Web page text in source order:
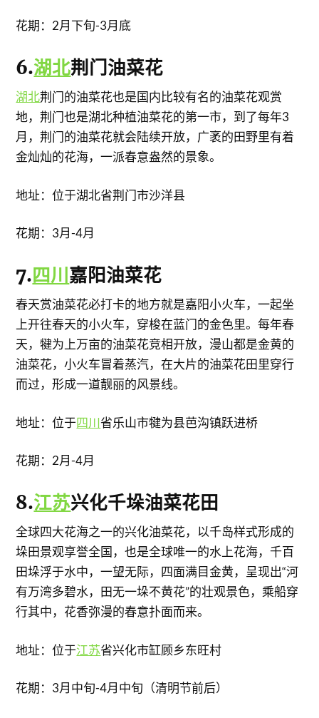
花期：2月下旬-3月底
6.湖北荆门油菜花
湖北荆门的油菜花也是国内比较有名的油菜花观赏
地，荆门也是湖北种植油菜花的第一市，到了每年3
月，荆门的油菜花就会陆续开放，广袤的田野里有着
金灿灿的花海，一派春意盎然的景象。
地址：位于湖北省荆门市沙洋县
花期：3月-4月
7.四川 嘉阳油菜花
春天赏油菜花必打卡的地方就是嘉阳小火车，一起坐
上开往春天的小火车，穿梭在蓝门的金色里。每年春
天，犍为上万亩的油菜花竞相开放，漫山都是金黄的
油菜花，小火车冒着蒸汽，在大片的油菜花田里穿行
而过，形成一道靓丽的风景线。
地址：位于四川省乐山市犍为县芭沟镇跃进桥
花期：2月-4月
8.江苏兴化千垛油菜花田
全球四大花海之一的兴化油菜花，以千岛样式形成的
垛田景观享誉全国，也是全球唯一的水上花海，千百
田垛浮于水中，一望无际，四面满目金黄，呈现出“河
有万湾多碧水，田无一垛不黄花”的壮观景色，乘船穿
行其中，花香弥漫的春意扑面而来。
地址：位于江苏省兴化市缸顾乡东旺村
花期：3月中旬-4月中旬（清明节前后）